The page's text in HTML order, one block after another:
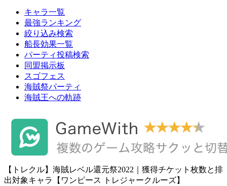
キャラ一覧
最強ランキング
絞り込み検索
船長効果一覧
パーティ投稿検索
同盟掲示板
スゴフェス
海賊祭パーティ
海賊王への軌跡
【トレクル】海賊レベル還元祭2022｜獲得チケット枚数と排
出対象キャラ【ワンピース トレジャークルーズ】